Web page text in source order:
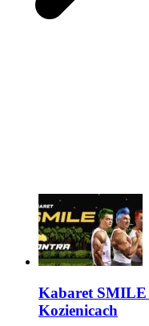
Kabaret
Kozienicach